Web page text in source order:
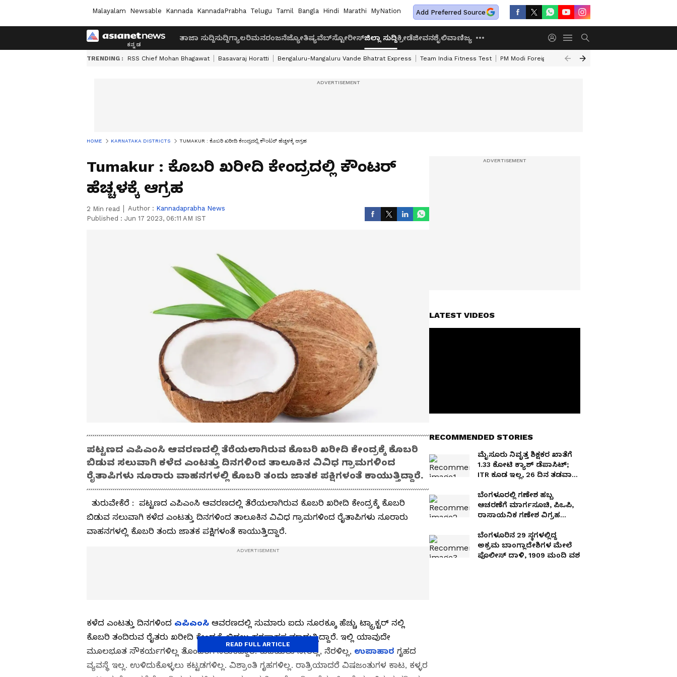
Malayalam Newsable Kannada KannadaPrabha Telugu Tamil Bangla Hindi Marathi MyNation Add Preferred Source
ತಾಜಾ ಸುದ್ದಿಸುದ್ದಿಗ್ಯಾಲರಿಮನರಂಜನೆಜ್ಯೋತಿಷ್ಯವೆಬ್‌ಸ್ಟೋರೀಸ್ಜಿಲ್ಲಾ ಸುದ್ದಿಕ್ರೀಡೆಜೀವನಶೈಲಿವಾಣಿಜ್ಯ
TRENDING : RSS Chief Mohan Bhagawat Basavaraj Horatti Bengaluru-Mangaluru Vande Bhatrat Express Team India Fitness Test PM Modi Foreign Travel Expenditure
HOME KARNATAKA DISTRICTS TUMAKUR : ಕೊಬರಿ ಖರೀದಿ ಕೇಂದ್ರದಲ್ಲಿ ಕೌಂಟರ್‌ ಹೆಚ್ಚಳಕ್ಕೆ ಆಗ್ರಹ
Tumakur : ಕೊಬರಿ ಖರೀದಿ ಕೇಂದ್ರದಲ್ಲಿ ಕೌಂಟರ್‌
ಹೆಚ್ಚಳಕ್ಕೆ ಆಗ್ರಹ
2 Min read Author : Kannadaprabha News
Published : Jun 17 2023, 06:11 AM IST
ಪಟ್ಟಣದ ಎಪಿಎಂಸಿ ಆವರಣದಲ್ಲಿ ತೆರೆಯಲಾಗಿರುವ ಕೊಬರಿ ಖರೀದಿ ಕೇಂದ್ರಕ್ಕೆ ಕೊಬರಿ
ಬಿಡುವ ಸಲುವಾಗಿ ಕಳೆದ ಎಂಟತ್ತು ದಿನಗಳಿಂದ ತಾಲೂಕಿನ ವಿವಿಧ ಗ್ರಾಮಗಳಿಂದ
ರೈತಾಪಿಗಳು ನೂರಾರು ವಾಹನಗಳಲ್ಲಿ ಕೊಬರಿ ತಂದು ಜಾತಕ ಪಕ್ಷಿಗಳಂತೆ ಕಾಯುತ್ತಿದ್ದಾರೆ.
ತುರುವೇಕೆರೆ : ಪಟ್ಟಣದ ಎಪಿಎಂಸಿ ಆವರಣದಲ್ಲಿ ತೆರೆಯಲಾಗಿರುವ ಕೊಬರಿ ಖರೀದಿ ಕೇಂದ್ರಕ್ಕೆ ಕೊಬರಿ
ಬಿಡುವ ಸಲುವಾಗಿ ಕಳೆದ ಎಂಟತ್ತು ದಿನಗಳಿಂದ ತಾಲೂಕಿನ ವಿವಿಧ ಗ್ರಾಮಗಳಿಂದ ರೈತಾಪಿಗಳು ನೂರಾರು
ವಾಹನಗಳಲ್ಲಿ ಕೊಬರಿ ತಂದು ಜಾತಕ ಪಕ್ಷಿಗಳಂತೆ ಕಾಯುತ್ತಿದ್ದಾರೆ.
ಕಳೆದ ಎಂಟತ್ತು ದಿನಗಳಿಂದ ಎಪಿಎಂಸಿ ಆವರಣದಲ್ಲಿ ಸುಮಾರು ಐದು ನೂರಕ್ಕೂ ಹೆಚ್ಚು ಟ್ಯ್ರಾಕ್ಟರ್‌ ನಲ್ಲಿ
ಕೊಬರಿ ತಂದಿರುವ ರೈತರು ಖರೀದಿ ಕೇಂದ್ರಕ್ಕೆ ಬಿಡಲು ಹರಸಾಹಸ ಮಾಡುತ್ತಿದ್ದಾರೆ. ಇಲ್ಲಿ ಯಾವುದೇ
ಮೂಲಭೂತ ಸೌಕರ್ಯಗಳಿಲ್ಲ ತೊಂದರೆಗೆ ಸಿಲುಕಿದ್ದಾರೆ. ಕುಡಿಯಲು ನೀರಿಲ್ಲ, ನೆರಳಿಲ್ಲ, ಉಪಾಹಾರ ಗೃಹದ
ವ್ಯವಸ್ಥೆ ಇಲ್ಲ. ಉಳಿದುಕೊಳ್ಳಲು ಕಟ್ಟಡಗಳಿಲ್ಲ. ವಿಶ್ರಾಂತಿ ಗೃಹಗಳಿಲ್ಲ. ರಾತ್ರಿಯಾದರೆ ವಿಷಜಂತುಗಳ ಕಾಟ, ಕಳ್ಳರ
READ FULL ARTICLE
LATEST VIDEOS
RECOMMENDED STORIES
ಮೈಸೂರು ನಿವೃತ್ತ ಶಿಕ್ಷಕರ ಖಾತೆಗೆ
1.33 ಕೋಟಿ ಕ್ಯಾಶ್ ಡೆಪಾಸಿಟ್;
ITR ಕೂಡ ಇಲ್ಲ, 26 ದಿನ ತಡವಾದ
ಗೆಲುವು
ಬೆಂಗಳೂರಲ್ಲಿ ಗಣೇಶ ಹಬ್ಬ
ಆಚರಣೆಗೆ ಮಾರ್ಗಸೂಚಿ, ಪಿಒಪಿ,
ರಾಸಾಯನಿಕ ಗಣೇಶ ವಿಗ್ರಹ
ಬೆಂಗಳೂರಿನ 29 ಸ್ಥಗಳಲ್ಲಿದ್ದ
ಅಕ್ರಮ ಬಾಂಗ್ಲಾದೇಶಿಗಳ ಮೇಲೆ
ಪೊಲೀಸ್ ದಾಳಿ, 1909 ಮಂದಿ ವಶ